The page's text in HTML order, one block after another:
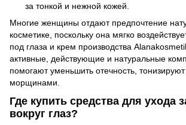
за тонкой и нежной кожей.
Многие женщины отдают предпочтение
косметике, поскольку она мягко
под глаза и крем производства
активные, действующие и натуральные
помогают уменьшить отечность,
морщинами.
Где купить средства для ухода
вокруг глаз?